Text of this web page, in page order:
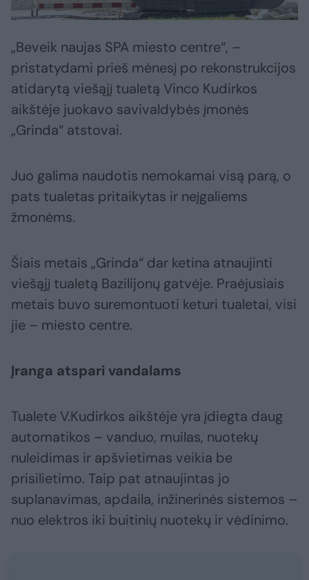
„Beveik naujas SPA miesto centre“, –
pristatydami prieš mėnesį po rekonstrukcijos
atidarytą viešąjį tualetą Vinco Kudirkos
aikštėje juokavo savivaldybės įmonės
„Grinda“ atstovai.
Juo galima naudotis nemokamai visą parą, o
pats tualetas pritaikytas ir neįgaliems
žmonėms.
Šiais metais „Grinda“ dar ketina atnaujinti
viešąjį tualetą Bazilijonų gatvėje. Praėjusiais
metais buvo suremontuoti keturi tualetai, visi
jie – miesto centre.
Įranga atspari vandalams
Tualete V.Kudirkos aikštėje yra įdiegta daug
automatikos – vanduo, muilas, nuotekų
nuleidimas ir apšvietimas veikia be
prisilietimo. Taip pat atnaujintas jo
suplanavimas, apdaila, inžinerinės sistemos –
nuo elektros iki buitinių nuotekų ir vėdinimo.